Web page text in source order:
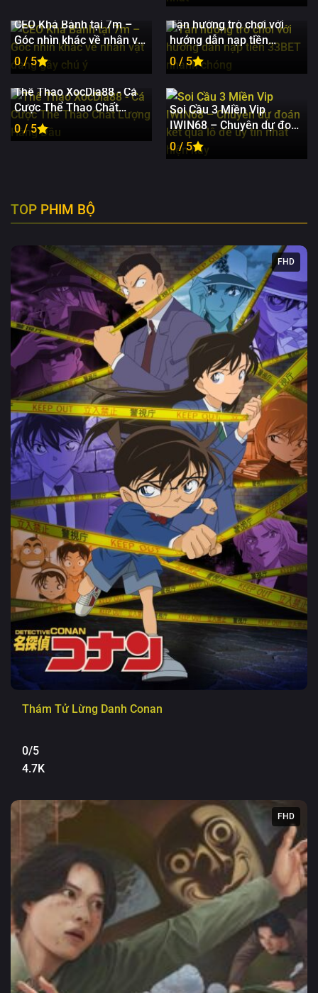
nhất
CEO Khá Bảnh tại 7m –
Góc nhìn khác về nhân vật
đang gây chú ý
0 / 5
Tận hưởng trò chơi với
hướng dẫn nạp tiền
33BET nhanh chóng
0 / 5
Thể Thao XocDia88 - Cá
Cược Thể Thao Chất
Lượng Hàng Đầu
0 / 5
Soi Cầu 3 Miền Vip
IWIN68 – Chuyên dự đoán
kết quả lô đề uy tín nhất
hiện nay
0 / 5
TOP PHIM BỘ
FHD
Thám Tử Lừng Danh Conan
0/5
4.7K
FHD